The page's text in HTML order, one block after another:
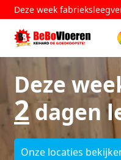
Deze week
Deze
2dagen
Onze locaties